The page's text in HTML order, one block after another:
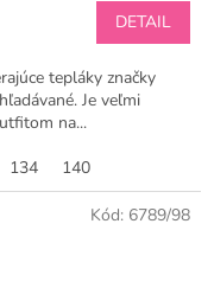
DETAIL
tepláky značky
Je veľmi
na...
134 140
Kód: 6789/98